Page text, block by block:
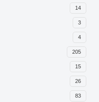
14
3
4
205
15
26
83